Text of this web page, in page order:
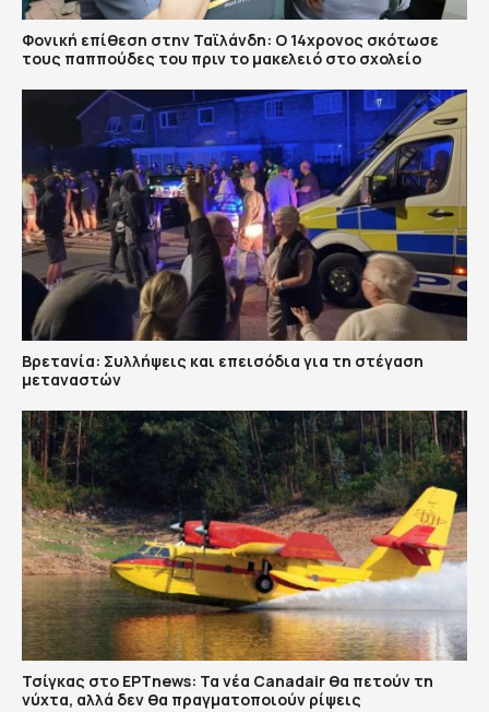
Φονική επίθεση στην Ταϊλάνδη: Ο 14χρονος σκότωσε
τους παππούδες του πριν το μακελειό στο σχολείο
Βρετανία: Συλλήψεις και επεισόδια για τη στέγαση
μεταναστών
Τσίγκας στο ΕΡΤnews: Τα νέα Canadair θα πετούν τη
νύχτα, αλλά δεν θα πραγματοποιούν ρίψεις